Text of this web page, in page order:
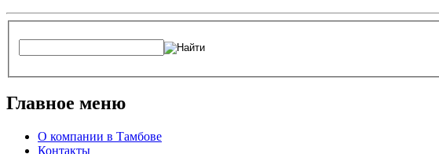
Главное меню
О компании в Тамбове
Контакты